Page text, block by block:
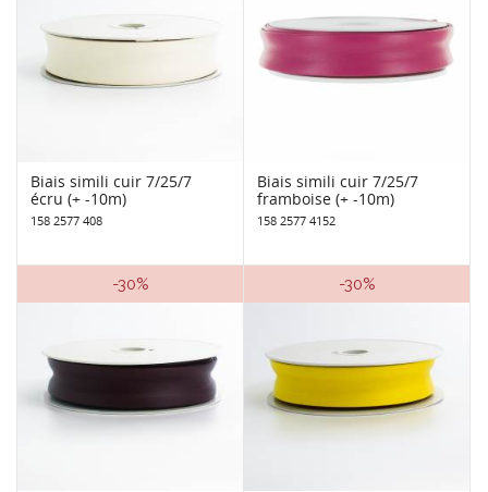
Biais simili cuir 7/25/7
écru (+ -10m)
158 2577 408
Biais simili cuir 7/25/7
framboise (+ -10m)
158 2577 4152
-30% -30%